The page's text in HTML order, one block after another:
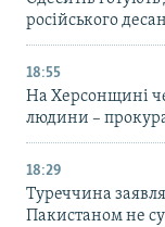
російського
18:55
На Херсонщині
людини –
18:29
Туреччина
Пакистаном не